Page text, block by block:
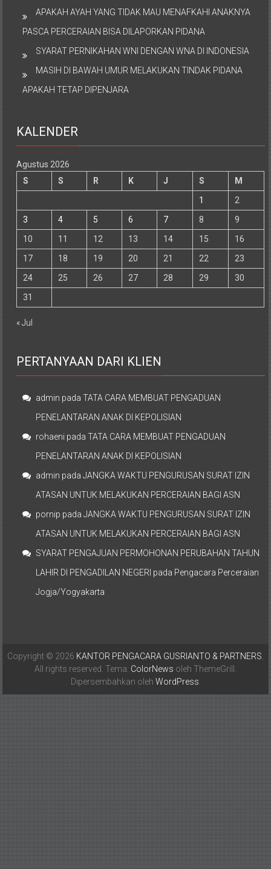
APAKAH AYAH YANG TIDAK MAU MENAFKAHI ANAKNYA
PASCA PERCERAIAN BISA DILAPORKAN PIDANA
SYARAT PERNIKAHAN WNI DENGAN WNA DI INDONESIA
MASIH DI BAWAH UMUR MELAKUKAN TINDAK PIDANA
APAKAH TETAP DIPENJARA
KALENDER
Agustus 2026
S
S R K J S
M
1
2
3
4 5 6 7 8
9
10
11 12 13 14 15
16
17
18 19 20 21 22
23
24
25 26 27 28 29
30
31
« Jul
PERTANYAAN DARI KLIEN
admin padaTATA CARA MEMBUAT PENGADUAN
PENELANTARAN ANAK DI KEPOLISIAN
rohaeni padaTATA CARA MEMBUAT PENGADUAN
PENELANTARAN ANAK DI KEPOLISIAN
admin padaJANGKA WAKTU PENGURUSAN SURAT IZIN
ATASAN UNTUK MELAKUKAN PERCERAIAN BAGI ASN
pornip padaJANGKA WAKTU PENGURUSAN SURAT IZIN
ATASAN UNTUK MELAKUKAN PERCERAIAN BAGI ASN
SYARAT PENGAJUAN PERMOHONAN PERUBAHAN TAHUN
LAHIR DI PENGADILAN NEGERI pada Pengacara Perceraian
Jogja/Yogyakarta
Copyright © 2026 KANTOR PENGACARA GUSRIANTO & PARTNERS.
All rights reserved. Tema: ColorNews oleh ThemeGrill.
Dipersembahkan oleh WordPress.